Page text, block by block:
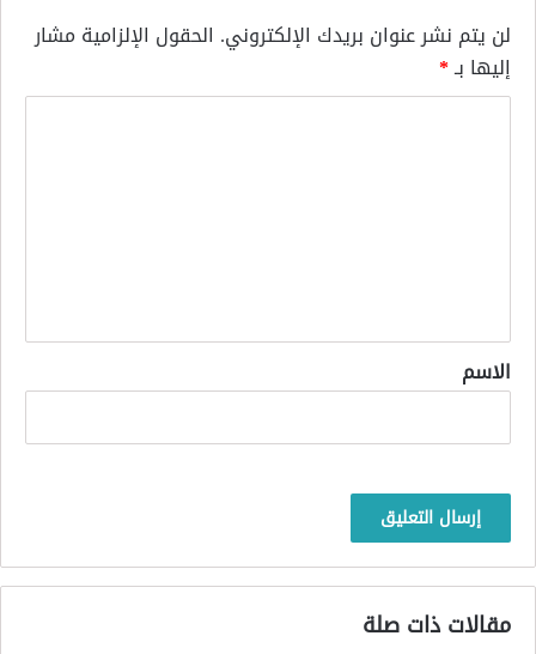
لن يتم نشر عنوان بريدك الإلكتروني. الحقول الإلزامية مشار
إليها بـ*
*
الاسم
مقالات ذات صلة